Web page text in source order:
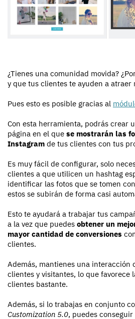
¿Tienes una comunidad movida?
y que tus clientes te ayuden a atraer
Pues esto es posible gracias al
Con esta herramienta, podrás crear
página en el que se mostrarán las
Instagram de tus clientes con tus
Es muy fácil de configurar, solo
clientes a que utilicen un hashtag
identificar las fotos que se tomen
estos se subirán de forma casi
Esto te ayudará a trabajar tus
a la vez que puedes obtener un
mayor cantidad de conversiones
clientes.
Además, mantienes una interacción
clientes y visitantes, lo que favorece
clientes bastante.
Además, si lo trabajas en conjunto
Customization 5.0, puedes